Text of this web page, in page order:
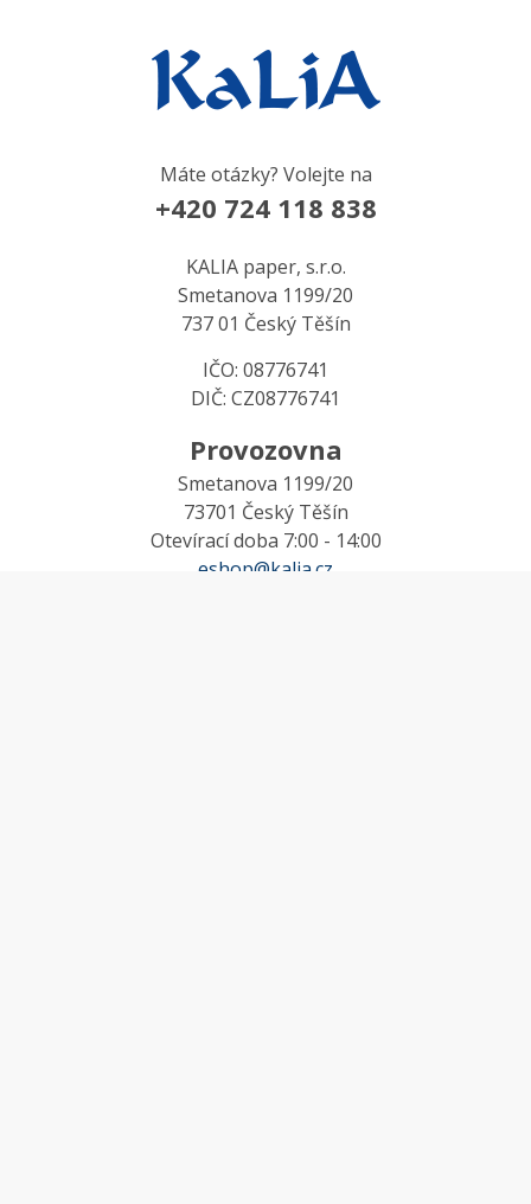
Máte otázky? Volejte na
+420 724 118 838
KALIA paper, s.r.o.
Smetanova 1199/20
737 01 Český Těšín
IČO: 08776741
DIČ: CZ08776741
Provozovna
Smetanova 1199/20
73701 Český Těšín
Otevírací doba 7:00 - 14:00
eshop@kalia.cz